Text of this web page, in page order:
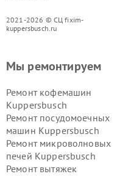
2021-2026 © СЦ fixim-
kuppersbusch.ru
Мы ремонтируем
Ремонт кофемашин
Kuppersbusch
Ремонт посудомоечных
машин Kuppersbusch
Ремонт микроволновых
печей Kuppersbusch
Ремонт вытяжек